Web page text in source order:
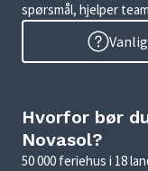
spørsmål, hjelper
Hvorfor bør
Novasol?
50 000 feriehus i 18